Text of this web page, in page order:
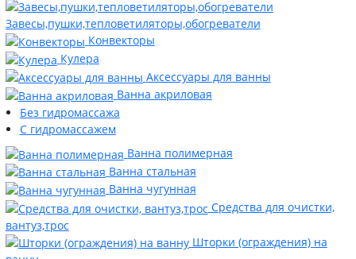
Завесы,пушки,тепловетиляторы,обогреватели
Конвекторы
Кулера
Аксессуары для ванны
Ванна акриловая
Без гидромассажа
С гидромассажем
Ванна полимерная
Ванна стальная
Ванна чугунная
Средства для очистки,
вантуз,трос
Шторки (ограждения) на